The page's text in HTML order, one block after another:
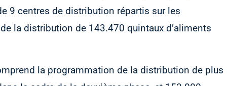
9 centres de distribution répartis sur les
la distribution de 143.470 quintaux d’aliments
la programmation de la distribution de plus